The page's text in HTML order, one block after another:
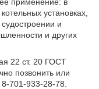
установках,
и
и других
22 ст. 20 ГОСТ
позвонить или
701-933-28-78.